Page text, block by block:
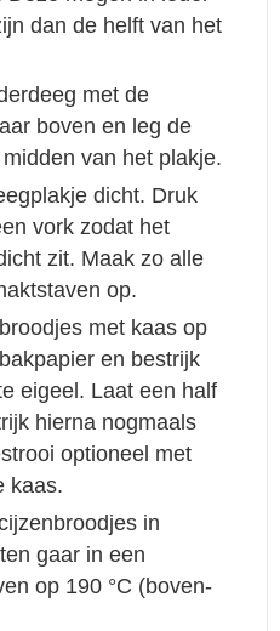
dan de helft van het
met de
boven en leg de
van het plakje.
dicht. Druk
vork zodat het
zit. Maak zo alle
op.
met kaas op
en bestrijk
eigeel. Laat een half
hierna nogmaals
optioneel met
kaas.
in
gaar in een
op 190 °C (boven-